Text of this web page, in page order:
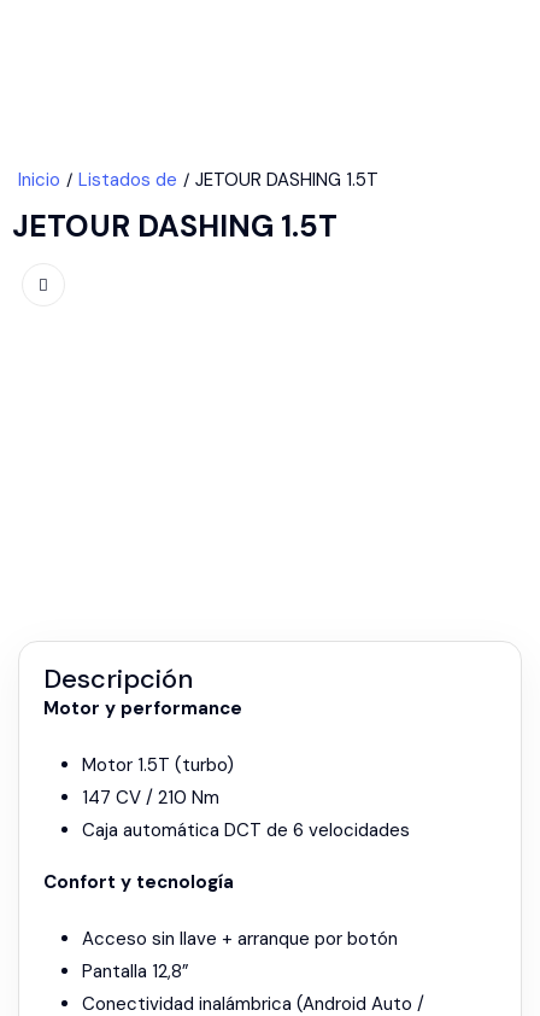
Inicio Listados de JETOUR DASHING 1.5T
JETOUR DASHING 1.5T
Descripción
Motor y performance
Motor 1.5T (turbo)
147 CV / 210 Nm
Caja automática DCT de 6 velocidades
Confort y tecnología
Acceso sin llave + arranque por botón
Pantalla 12,8”
Conectividad inalámbrica (Android Auto /